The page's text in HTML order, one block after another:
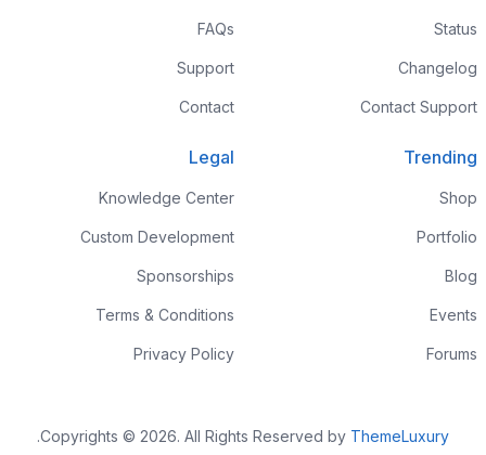
Status
Changelog
Contact Support
FAQs
Support
Contact
Trending
Shop
Portfolio
Blog
Events
Forums
Legal
Knowledge Center
Custom Development
Sponsorships
Terms & Conditions
Privacy Policy
Copyrights © 2026. All Rights Reserved by ThemeLuxury
.